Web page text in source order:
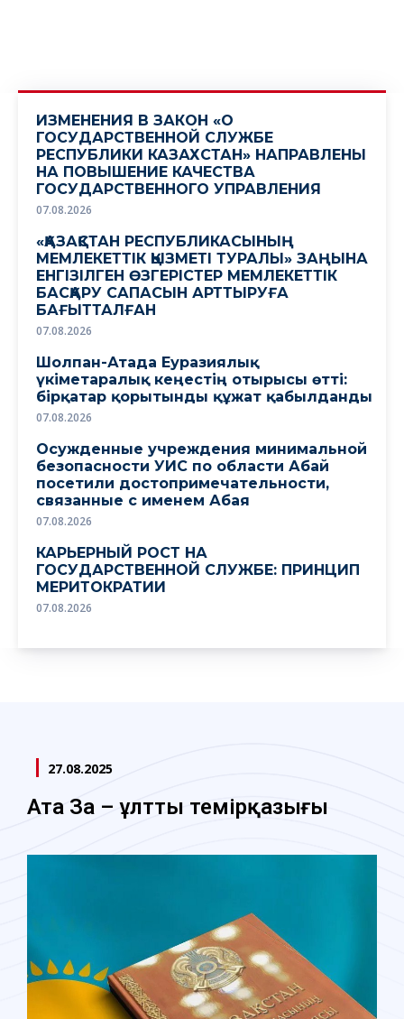
ИЗМЕНЕНИЯ В ЗАКОН «О
ГОСУДАРСТВЕННОЙ СЛУЖБЕ
РЕСПУБЛИКИ КАЗАХСТАН» НАПРАВЛЕНЫ
НА ПОВЫШЕНИЕ КАЧЕСТВА
ГОСУДАРСТВЕННОГО УПРАВЛЕНИЯ
07.08.2026
«ҚАЗАҚСТАН РЕСПУБЛИКАСЫНЫҢ
МЕМЛЕКЕТТІК ҚЫЗМЕТІ ТУРАЛЫ» ЗАҢЫНА
ЕНГІЗІЛГЕН ӨЗГЕРІСТЕР МЕМЛЕКЕТТІК
БАСҚАРУ САПАСЫН АРТТЫРУҒА
БАҒЫТТАЛҒАН
07.08.2026
Шолпан-Атада Еуразиялық
үкіметаралық кеңестің отырысы өтті:
бірқатар қорытынды құжат қабылданды
07.08.2026
Осужденные учреждения минимальной
безопасности УИС по области Абай
посетили достопримечательности,
связанные с именем Абая
07.08.2026
КАРЬЕРНЫЙ РОСТ НА
ГОСУДАРСТВЕННОЙ СЛУЖБЕ: ПРИНЦИП
МЕРИТОКРАТИИ
07.08.2026